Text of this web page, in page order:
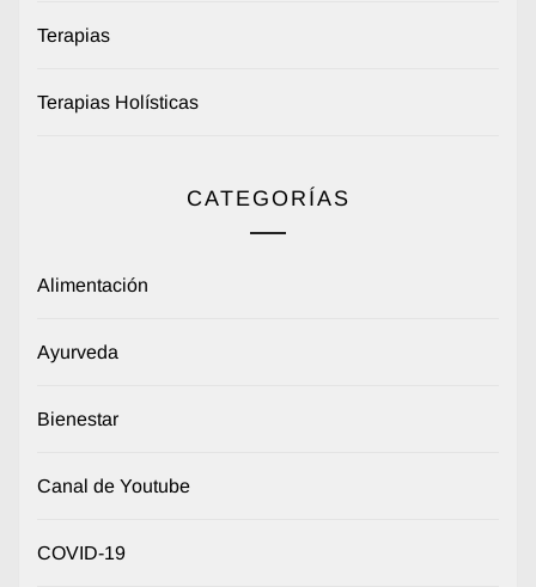
Terapias
Terapias Holísticas
CATEGORÍAS
Alimentación
Ayurveda
Bienestar
Canal de Youtube
COVID-19